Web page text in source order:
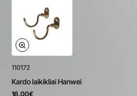
110172
Kardo laikikliai Hanwei
16.00€